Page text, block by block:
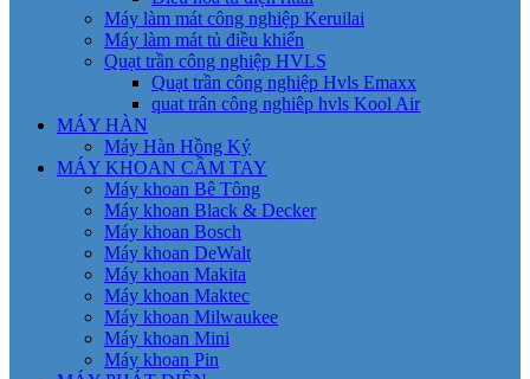
Máy làm mát công nghiệp Keruilai
Máy làm mát tủ điều khiển
Quạt trần công nghiệp HVLS
Quạt trần công nghiệp Hvls Emaxx
quat trân công nghiêp hvls Kool Air
MÁY HÀN
Máy Hàn Hồng Ký
MÁY KHOAN CẦM TAY
Máy khoan Bê Tông
Máy khoan Black & Decker
Máy khoan Bosch
Máy khoan DeWalt
Máy khoan Makita
Máy khoan Maktec
Máy khoan Milwaukee
Máy khoan Mini
Máy khoan Pin